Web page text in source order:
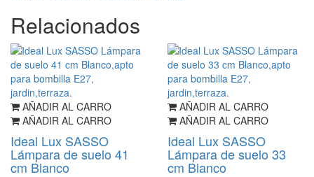
Relacionados
AÑADIR AL CARRO
AÑADIR AL CARRO
Ideal Lux SASSO
Lámpara de suelo 41
cm Blanco
AÑADIR AL CARRO
AÑADIR AL CARRO
Ideal Lux SASSO
Lámpara de suelo 33
cm Blanco